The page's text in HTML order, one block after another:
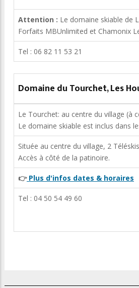
Attention : Le domaine skiable de
Forfaits MBUnlimited et Chamonix
Tel : 06 82 11 53 21
Domaine du Tourchet, Les
Le Tourchet: au centre du village (à
Le domaine skiable est inclus dans
Située au centre du village, 2
Accès à côté de la patinoire.
👉Plus d'infos dates & horaires
Tel : 04 50 54 49 60